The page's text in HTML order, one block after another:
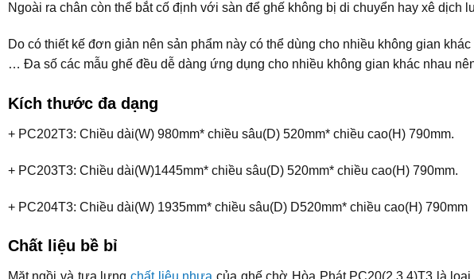
Ngoài ra chân còn thể bắt cố định với sàn để ghế không bị di chuyển hay xê dịch
Do có thiết kế đơn giản nên sản phẩm này có thể dùng cho nhiều không gian
… Đa số các mẫu ghế đều dễ dàng ứng dụng cho nhiều không gian khác nhau
Kích thước đa dạng
+ PC202T3: Chiều dài(W) 980mm* chiều sâu(D) 520mm* chiều cao(H) 790mm.
+ PC203T3: Chiều dài(W)1445mm* chiều sâu(D) 520mm* chiều cao(H) 790mm.
+ PC204T3: Chiều dài(W) 1935mm* chiều sâu(D) D520mm* chiều cao(H) 790mm
Chất liệu bề bỉ